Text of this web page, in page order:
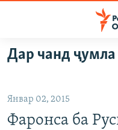
Ҷаҳиш
ба
аслӣ
Ҷаҳиш
ба
ГӮШАҲО
РӮЗГОРИ МУҲОҶИР
Дар чанд ҷумла
Январ 02, 2015
Фаронса ба